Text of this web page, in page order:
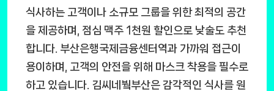
식사하는 고객이나 소규모 그룹을 위한 최적의 공간
을 제공하며, 점심 맥주 1천원 할인으로 낮술도 추천
합니다. 부산은행국제금융센터역과 가까워 접근이
용이하며, 고객의 안전을 위해 마스크 착용을 필수로
하고 있습니다. 김씨네붴부산은 감각적인 식사를 원